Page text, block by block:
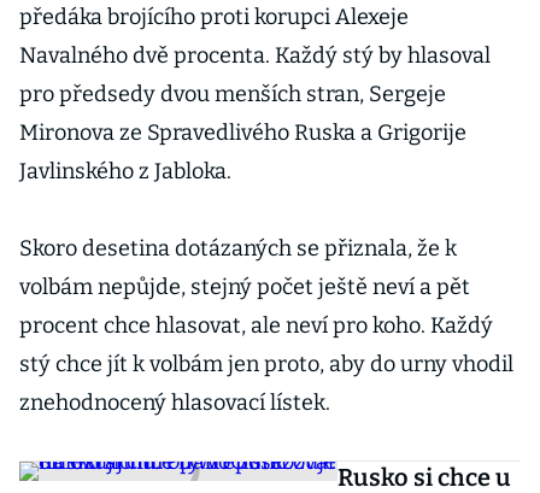
předáka brojícího proti korupci Alexeje
Navalného dvě procenta. Každý stý by hlasoval
pro předsedy dvou menších stran, Sergeje
Mironova ze Spravedlivého Ruska a Grigorije
Javlinského z Jabloka.
Skoro desetina dotázaných se přiznala, že k
volbám nepůjde, stejný počet ještě neví a pět
procent chce hlasovat, ale neví pro koho. Každý
stý chce jít k volbám jen proto, aby do urny vhodil
znehodnocený hlasovací lístek.
Rusko si chce u